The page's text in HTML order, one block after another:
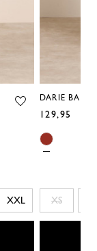
XXL
DARIE
129,95
XS